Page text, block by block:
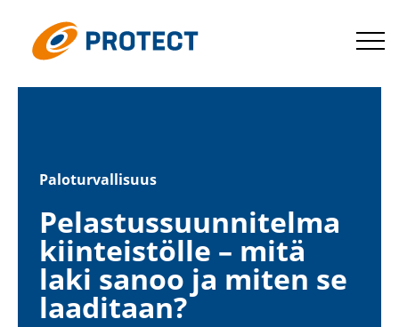
suoraan
sisältöön
Protect
Palotur­val­lisuus
Pelas­tus­suun­ni­telma
kiinteis­tölle – mitä
laki sanoo ja miten se
laaditaan?